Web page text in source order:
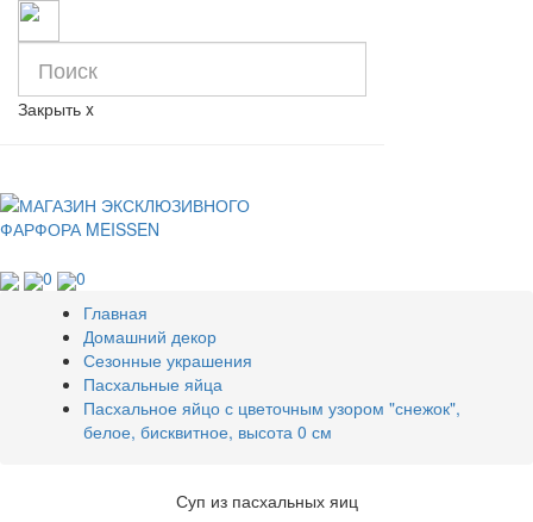
Закрыть x
0
0
Главная
Домашний декор
Сезонные украшения
Пасхальные яйца
Пасхальное яйцо с цветочным узором "снежок",
белое, бисквитное, высота 0 см
Суп из пасхальных яиц